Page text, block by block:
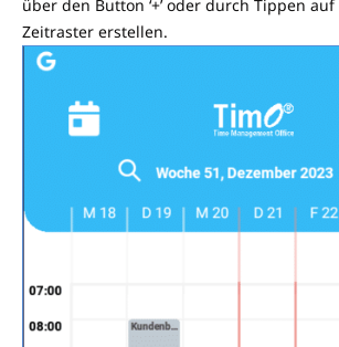
über den Button ‘+’ oder durch Tippen
Zeitraster erstellen.